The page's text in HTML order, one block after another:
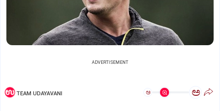
ADVERTISEMENT
TEAM UDAYAVANI ಅ ಅ